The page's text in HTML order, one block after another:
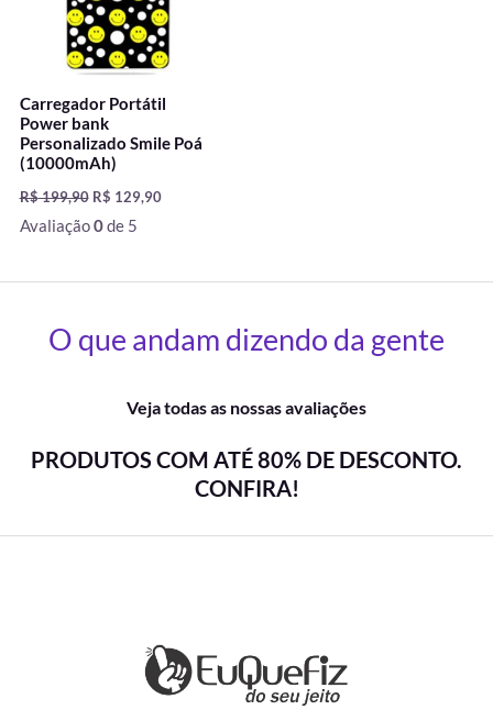
Carregador Portátil
Power bank
Personalizado Smile Poá
(10000mAh)
R$199,90 R$ 129,90
Avaliação0de 5
O que andam dizendo da gente
Veja todas as nossas avaliações
PRODUTOS COM ATÉ 80% DE DESCONTO.
CONFIRA!